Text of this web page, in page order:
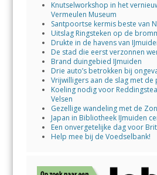
Knutselworkshop in het
Vermeulen Museum
Santpoortse kermis beste van
Uitslag Ringsteken op de
Drukte in de havens van
De stad die eerst verzonnen
Brand duingebied IJmuiden
Drie auto’s betrokken bij
Vrijwilligers aan de slag met
Koeling nodig voor
Velsen
Gezellige wandeling met de
Japan in Bibliotheek IJmuiden
Een onvergetelijke dag voor
Help mee bij de Voedselbank!